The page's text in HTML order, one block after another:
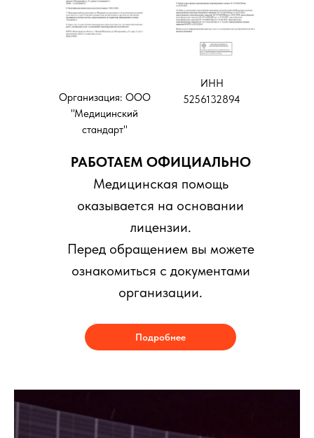
Организация: ООО
"Медицинский
стандарт"
ИНН
5256132894
РАБОТАЕМ ОФИЦИАЛЬНО
Медицинская помощь
оказывается на основании
лицензии.
Перед обращением вы можете
ознакомиться с документами
организации.
Подробнее